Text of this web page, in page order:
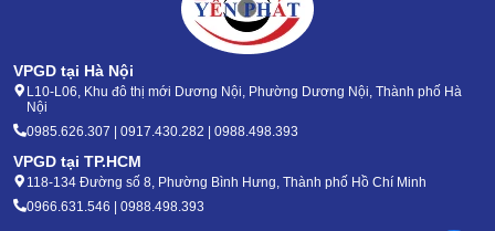
sẽ được tiết chế ở mức thấp nhất.
Không những vậy, máy cũng hiếm khi hư hỏng nên việc bảo
VPGD tại Hà Nội
L10-L06, Khu đô thị mới Dương Nội, Phường Dương Nội, Thành phố Hà
Nội
0985.626.307 | 0917.430.282 | 0988.498.393
VPGD tại TP.HCM
118-134 Đường số 8, Phường Bình Hưng, Thành phố Hồ Chí Minh
0966.631.546 | 0988.498.393